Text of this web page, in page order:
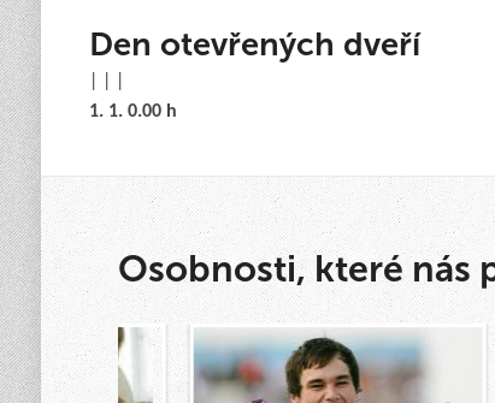
Den otevřených dveří
1. 1. 0.00 h
Osobnosti, které nás